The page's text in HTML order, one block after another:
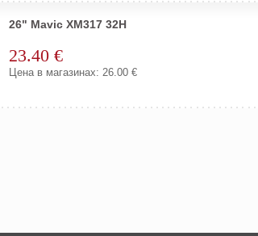
26" Mavic XM317 32H
23.40 €
Цена в магазинах: 26.00 €